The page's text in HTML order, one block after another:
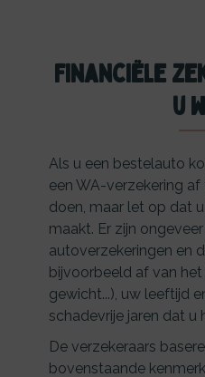
Financiële
u
Als u een bestelauto
een WA-verzekering
doen, maar let op dat
maakt. Er zijn
autoverzekeringen en
bijvoorbeeld af van
gewicht...), uw leeftijd
schadevrije jaren dat
De verzekeraars
bovenstaande